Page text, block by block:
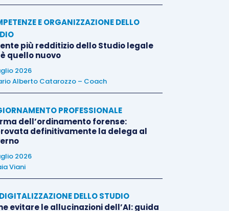
E ORGANIZZAZIONE DELLO
più redditizio dello Studio legale
quello nuovo
2026
Alberto Catarozzo – Coach
PROFESSIONALE
dell’ordinamento forense:
definitivamente la delega al
2026
Viani
DELLO STUDIO
evitare le allucinazioni dell’AI: guida